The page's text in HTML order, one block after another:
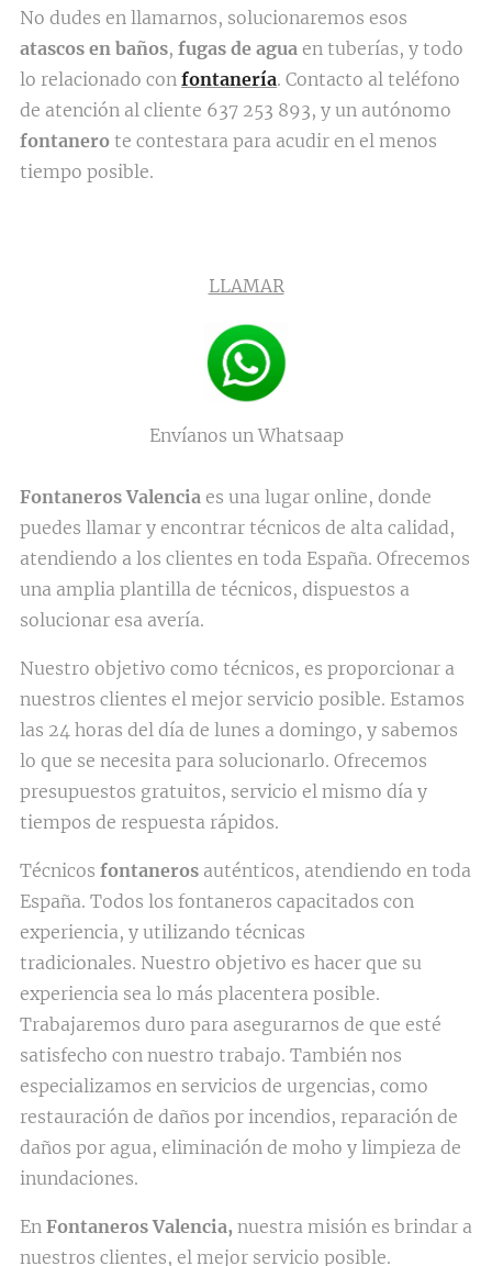
No dudes en llamarnos, solucionaremos esos
atascos en baños, fugas de agua en tuberías, y todo
lo relacionado con fontanería. Contacto al teléfono
de atención al cliente 637 253 893, y un autónomo
fontanero te contestara para acudir en el menos
tiempo posible.
LLAMAR
Envíanos un Whatsaap
Fontaneros Valencia es una lugar online, donde
puedes llamar y encontrar técnicos de alta calidad,
atendiendo a los clientes en toda España. Ofrecemos
una amplia plantilla de técnicos, dispuestos a
solucionar esa avería.
Nuestro objetivo como técnicos, es proporcionar a
nuestros clientes el mejor servicio posible. Estamos
las 24 horas del día de lunes a domingo, y sabemos
lo que se necesita para solucionarlo. Ofrecemos
presupuestos gratuitos, servicio el mismo día y
tiempos de respuesta rápidos.
Técnicos fontaneros auténticos, atendiendo en toda
España. Todos los fontaneros capacitados con
experiencia, y utilizando técnicas
tradicionales. Nuestro objetivo es hacer que su
experiencia sea lo más placentera posible.
Trabajaremos duro para asegurarnos de que esté
satisfecho con nuestro trabajo. También nos
especializamos en servicios de urgencias, como
restauración de daños por incendios, reparación de
daños por agua, eliminación de moho y limpieza de
inundaciones.
En Fontaneros Valencia, nuestra misión es brindar a
nuestros clientes, el mejor servicio posible.